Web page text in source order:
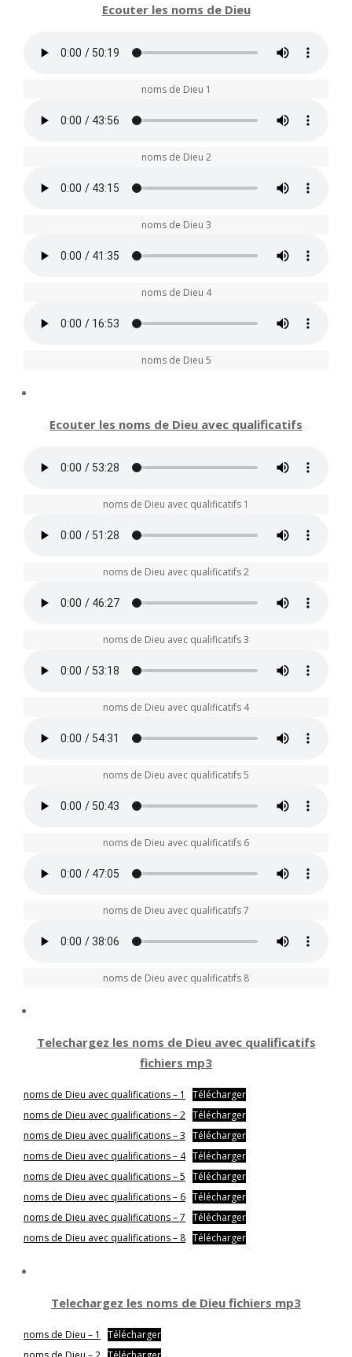
Ecouter les noms de Dieu
noms de Dieu 1
noms de Dieu 2
noms de Dieu 3
noms de Dieu 4
noms de Dieu 5
Ecouter les noms de Dieu avec qualificatifs
noms de Dieu avec qualificatifs 1
noms de Dieu avec qualificatifs 2
noms de Dieu avec qualificatifs 3
noms de Dieu avec qualificatifs 4
noms de Dieu avec qualificatifs 5
noms de Dieu avec qualificatifs 6
noms de Dieu avec qualificatifs 7
noms de Dieu avec qualificatifs 8
Telechargez les noms de Dieu avec qualificatifs
fichiers mp3
noms de Dieu avec qualifications – 1
Télécharger
noms de Dieu avec qualifications – 2 Télécharger
noms de Dieu avec qualifications – 3 Télécharger
noms de Dieu avec qualifications – 4 Télécharger
noms de Dieu avec qualifications – 5 Télécharger
noms de Dieu avec qualifications – 6 Télécharger
noms de Dieu avec qualifications – 7 Télécharger
noms de Dieu avec qualifications – 8 Télécharger
Telechargez les noms de Dieu fichiers mp3
noms de Dieu – 1
Télécharger